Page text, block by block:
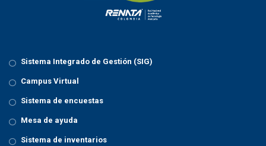
Sistema Integrado de Gestión (SIG)
Campus Virtual
Sistema de encuestas
Mesa de ayuda
Sistema de inventarios